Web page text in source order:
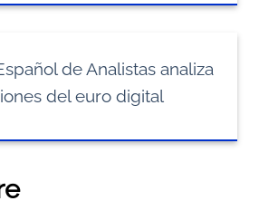
de Analistas analiza
del euro digital